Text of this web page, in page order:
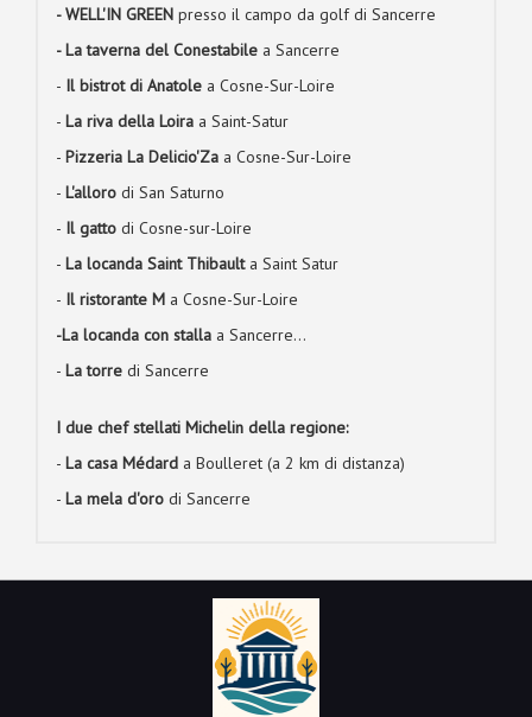
- WELL'IN GREEN presso il campo da golf di Sancerre
- La taverna del Conestabile a Sancerre
- Il bistrot di Anatole a Cosne-Sur-Loire
- La riva della Loira a Saint-Satur
- Pizzeria La Delicio'Za a Cosne-Sur-Loire
- L'alloro di San Saturno
- Il gatto di Cosne-sur-Loire
- La locanda Saint Thibaulta Saint Satur
- Il ristorante M a Cosne-Sur-Loire
-La locanda con stalla a Sancerre...
- La torre di Sancerre
I due chef stellati Michelin della regione:
- La casa Médard a Boulleret (a 2 km di distanza)
- La mela d'oro di Sancerre